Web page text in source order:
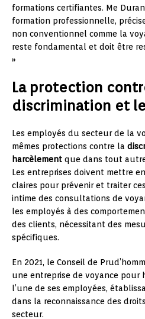
formations certifiantes. Me
formation professionnelle,
non conventionnel comme la
reste fondamental et doit être
»
La protection
discrimination et
Les employés du secteur de la
mêmes protections contre la
harcèlement que dans tout
Les entreprises doivent mettre
claires pour prévenir et traiter
intime des consultations de
les employés à des
des clients, nécessitant des
spécifiques.
En 2021, le Conseil de
une entreprise de voyance pour
l’une de ses employées,
dans la reconnaissance des
secteur.